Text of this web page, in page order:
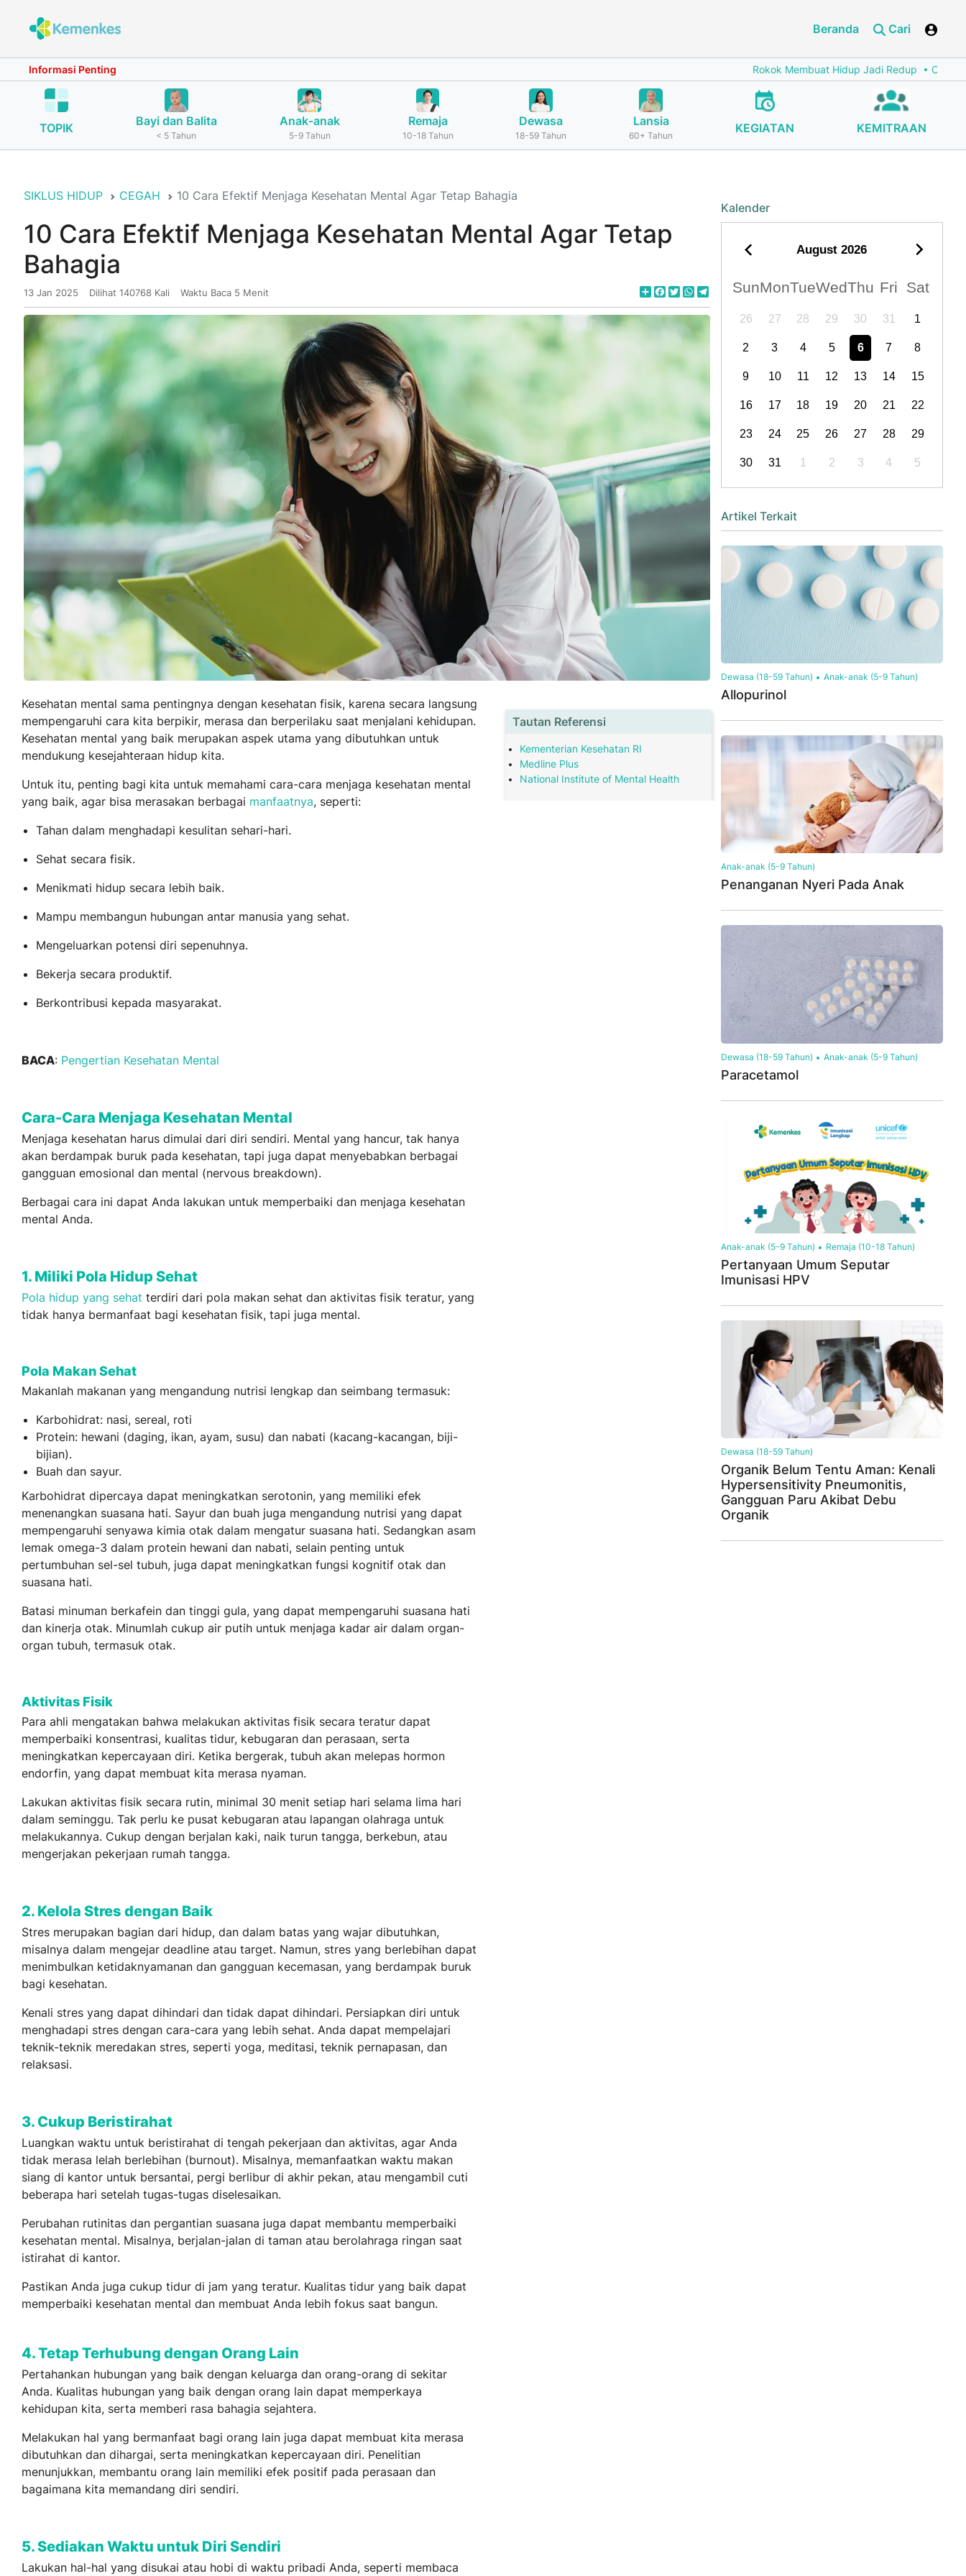
Beranda Cari
Informasi Penting Rokok Membuat Hidup Jadi Redup Cegah Stunting
TOPIK Bayi dan Balita
< 5 Tahun
Anak-anak
5-9 Tahun
Remaja
10-18 Tahun
Dewasa
18-59 Tahun
Lansia
60+ Tahun
KEGIATAN KEMITRAAN
SIKLUS HIDUP CEGAH 10 Cara Efektif Menjaga Kesehatan Mental Agar Tetap Bahagia
10 Cara Efektif Menjaga Kesehatan Mental Agar Tetap
Bahagia
13 Jan 2025 Dilihat 140768 Kali Waktu Baca 5 Menit ShareFacebook
TwitterWhatsApp
Telegram
Kesehatan mental sama pentingnya dengan kesehatan fisik, karena secara langsung
mempengaruhi cara kita berpikir, merasa dan berperilaku saat menjalani kehidupan.
Kesehatan mental yang baik merupakan aspek utama yang dibutuhkan untuk
mendukung kesejahteraan hidup kita.
Untuk itu, penting bagi kita untuk memahami cara-cara menjaga kesehatan mental
yang baik, agar bisa merasakan berbagai manfaatnya, seperti:
Tahan dalam menghadapi kesulitan sehari-hari.
Sehat secara fisik.
Menikmati hidup secara lebih baik.
Mampu membangun hubungan antar manusia yang sehat.
Mengeluarkan potensi diri sepenuhnya.
Bekerja secara produktif.
Berkontribusi kepada masyarakat.
BACA: Pengertian Kesehatan Mental
Cara-Cara Menjaga Kesehatan Mental
Menjaga kesehatan harus dimulai dari diri sendiri. Mental yang hancur, tak hanya
akan berdampak buruk pada kesehatan, tapi juga dapat menyebabkan berbagai
gangguan emosional dan mental (nervous breakdown).
Berbagai cara ini dapat Anda lakukan untuk memperbaiki dan menjaga kesehatan
mental Anda.
1. Miliki Pola Hidup Sehat
Pola hidup yang sehat terdiri dari pola makan sehat dan aktivitas fisik teratur, yang
tidak hanya bermanfaat bagi kesehatan fisik, tapi juga mental.
Pola Makan Sehat
Makanlah makanan yang mengandung nutrisi lengkap dan seimbang termasuk:
Karbohidrat: nasi, sereal, roti
Protein: hewani (daging, ikan, ayam, susu) dan nabati (kacang-kacangan, biji-
bijian).
Buah dan sayur.
Karbohidrat dipercaya dapat meningkatkan serotonin, yang memiliki efek
menenangkan suasana hati. Sayur dan buah juga mengandung nutrisi yang dapat
mempengaruhi senyawa kimia otak dalam mengatur suasana hati. Sedangkan asam
lemak omega-3 dalam protein hewani dan nabati, selain penting untuk
pertumbuhan sel-sel tubuh, juga dapat meningkatkan fungsi kognitif otak dan
suasana hati.
Batasi minuman berkafein dan tinggi gula, yang dapat mempengaruhi suasana hati
dan kinerja otak. Minumlah cukup air putih untuk menjaga kadar air dalam organ-
organ tubuh, termasuk otak.
Aktivitas Fisik
Para ahli mengatakan bahwa melakukan aktivitas fisik secara teratur dapat
memperbaiki konsentrasi, kualitas tidur, kebugaran dan perasaan, serta
meningkatkan kepercayaan diri. Ketika bergerak, tubuh akan melepas hormon
endorfin, yang dapat membuat kita merasa nyaman.
Lakukan aktivitas fisik secara rutin, minimal 30 menit setiap hari selama lima hari
dalam seminggu. Tak perlu ke pusat kebugaran atau lapangan olahraga untuk
melakukannya. Cukup dengan berjalan kaki, naik turun tangga, berkebun, atau
mengerjakan pekerjaan rumah tangga.
2. Kelola Stres dengan Baik
Stres merupakan bagian dari hidup, dan dalam batas yang wajar dibutuhkan,
misalnya dalam mengejar deadline atau target. Namun, stres yang berlebihan dapat
menimbulkan ketidaknyamanan dan gangguan kecemasan, yang berdampak buruk
bagi kesehatan.
Kenali stres yang dapat dihindari dan tidak dapat dihindari. Persiapkan diri untuk
menghadapi stres dengan cara-cara yang lebih sehat. Anda dapat mempelajari
teknik-teknik meredakan stres, seperti yoga, meditasi, teknik pernapasan, dan
relaksasi.
3. Cukup Beristirahat
Luangkan waktu untuk beristirahat di tengah pekerjaan dan aktivitas, agar Anda
tidak merasa lelah berlebihan (burnout). Misalnya, memanfaatkan waktu makan
siang di kantor untuk bersantai, pergi berlibur di akhir pekan, atau mengambil cuti
beberapa hari setelah tugas-tugas diselesaikan.
Perubahan rutinitas dan pergantian suasana juga dapat membantu memperbaiki
kesehatan mental. Misalnya, berjalan-jalan di taman atau berolahraga ringan saat
istirahat di kantor.
Pastikan Anda juga cukup tidur di jam yang teratur. Kualitas tidur yang baik dapat
memperbaiki kesehatan mental dan membuat Anda lebih fokus saat bangun.
4. Tetap Terhubung dengan Orang Lain
Pertahankan hubungan yang baik dengan keluarga dan orang-orang di sekitar
Anda. Kualitas hubungan yang baik dengan orang lain dapat memperkaya
kehidupan kita, serta memberi rasa bahagia sejahtera.
Melakukan hal yang bermanfaat bagi orang lain juga dapat membuat kita merasa
dibutuhkan dan dihargai, serta meningkatkan kepercayaan diri. Penelitian
menunjukkan, membantu orang lain memiliki efek positif pada perasaan dan
bagaimana kita memandang diri sendiri.
5. Sediakan Waktu untuk Diri Sendiri
Lakukan hal-hal yang disukai atau hobi di waktu pribadi Anda, seperti membaca
Tautan Referensi
Kementerian Kesehatan RI
Medline Plus
National Institute of Mental Health
Kalender
August 2026
SunMonTueWedThu Fri Sat
26 27 28 29 30 31 1
2 3 4 5 6 7 8
9 10 11 12 13 14 15
16 17 18 19 20 21 22
23 24 25 26 27 28 29
30 31 1 2 3 4 5
Artikel Terkait
Dewasa (18-59 Tahun) Anak-anak (5-9 Tahun)
Allopurinol
Anak-anak (5-9 Tahun)
Penanganan Nyeri Pada Anak
Dewasa (18-59 Tahun) Anak-anak (5-9 Tahun)
Paracetamol
Anak-anak (5-9 Tahun) Remaja (10-18 Tahun)
Pertanyaan Umum Seputar
Imunisasi HPV
Dewasa (18-59 Tahun)
Organik Belum Tentu Aman: Kenali
Hypersensitivity Pneumonitis,
Gangguan Paru Akibat Debu
Organik